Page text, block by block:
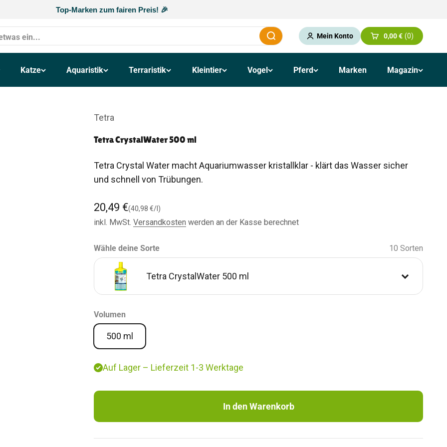
Top-Marken zum fairen Preis! 🎉
Schließen
Mein Konto
Warenkorb öffnen
0,00 € 0
Katze Aquaristik Terraristik Kleintier Vogel Pferd Marken Magazin
Tetra
Tetra CrystalWater 500 ml
Tetra Crystal Water macht Aquariumwasser kristallklar - klärt das Wasser sicher
und schnell von Trübungen.
Angebot
20,49 €(40,98 €/l)
inkl. MwSt. Versandkosten werden an der Kasse berechnet
Wähle deine Sorte 10 Sorten
Tetra CrystalWater 500 ml
Tetra ToruMin 500 ml
Tetra Vital 250 ml
Tetra EasyBalance 500 ml 15,99 €
Volumen
500 ml
Auf Lager – Lieferzeit 1-3 Werktage
In den Warenkorb